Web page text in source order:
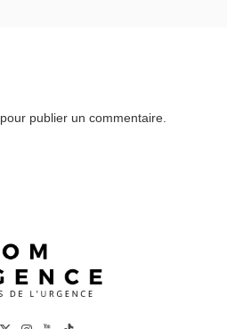
pour publier un commentaire.